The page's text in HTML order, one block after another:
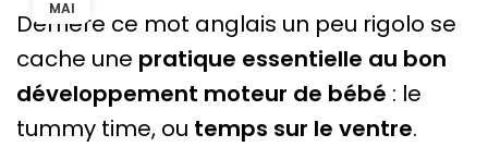
MAI
Derrière ce mot anglais un peu rigolo se
cache une pratique essentielle au bon
développement moteur de bébé : le
tummy time, ou temps sur le ventre.